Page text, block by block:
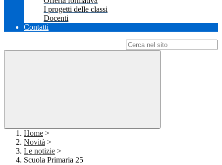
I progetti delle classi
Docenti
Contatti
Home >
Novità >
Le notizie >
Scuola Primaria 25